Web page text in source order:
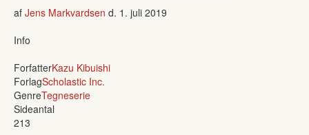
af Jens Markvardsen d. 1. juli 2019
Info
ForfatterKazu Kibuishi
ForlagScholastic Inc.
GenreTegneserie
Sideantal
213